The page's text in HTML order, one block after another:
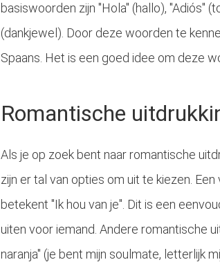
basiswoorden zijn "Hola" (hallo), "Adiós"
(dankjewel). Door deze woorden te
Spaans. Het is een goed idee om deze
Romantische
Als je op zoek bent naar romantische
zijn er tal van opties om uit te kiezen.
betekent "Ik hou van je". Dit is een
uiten voor iemand. Andere romantische
naranja" (je bent mijn soulmate, letterlijk